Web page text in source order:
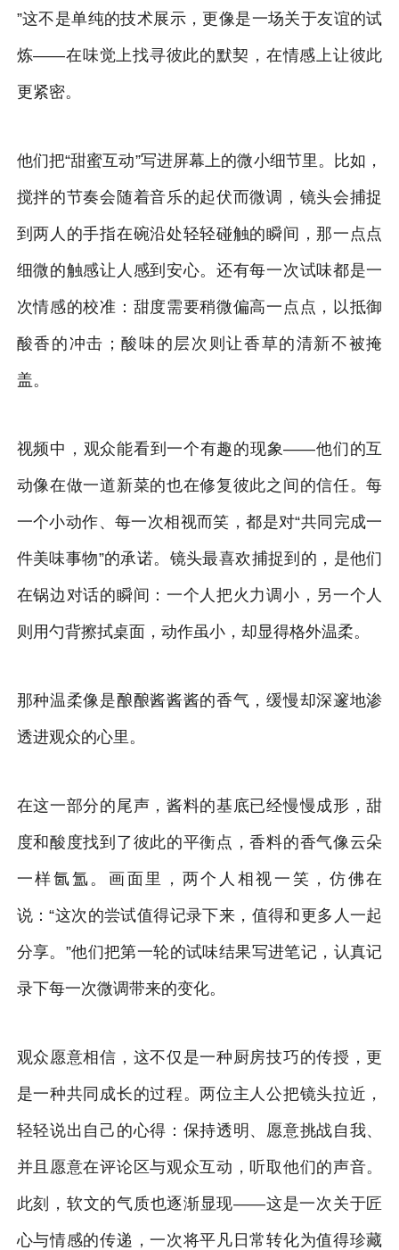
”这不是单纯的技术展示，更像是一场关于友谊的试
炼——在味觉上找寻彼此的默契，在情感上让彼此
更紧密。
他们把“甜蜜互动”写进屏幕上的微小细节里。比如，
搅拌的节奏会随着音乐的起伏而微调，镜头会捕捉
到两人的手指在碗沿处轻轻碰触的瞬间，那一点点
细微的触感让人感到安心。还有每一次试味都是一
次情感的校准：甜度需要稍微偏高一点点，以抵御
酸香的冲击；酸味的层次则让香草的清新不被掩
盖。
视频中，观众能看到一个有趣的现象——他们的互
动像在做一道新菜的也在修复彼此之间的信任。每
一个小动作、每一次相视而笑，都是对“共同完成一
件美味事物”的承诺。镜头最喜欢捕捉到的，是他们
在锅边对话的瞬间：一个人把火力调小，另一个人
则用勺背擦拭桌面，动作虽小，却显得格外温柔。
那种温柔像是酿酿酱酱酱的香气，缓慢却深邃地渗
透进观众的心里。
在这一部分的尾声，酱料的基底已经慢慢成形，甜
度和酸度找到了彼此的平衡点，香料的香气像云朵
一样氤氲。画面里，两个人相视一笑，仿佛在
说：“这次的尝试值得记录下来，值得和更多人一起
分享。”他们把第一轮的试味结果写进笔记，认真记
录下每一次微调带来的变化。
观众愿意相信，这不仅是一种厨房技巧的传授，更
是一种共同成长的过程。两位主人公把镜头拉近，
轻轻说出自己的心得：保持透明、愿意挑战自我、
并且愿意在评论区与观众互动，听取他们的声音。
此刻，软文的气质也逐渐显现——这是一次关于匠
心与情感的传递，一次将平凡日常转化为值得珍藏